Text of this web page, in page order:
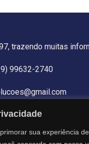
sua experiência
trazendo muitas
99632-2740